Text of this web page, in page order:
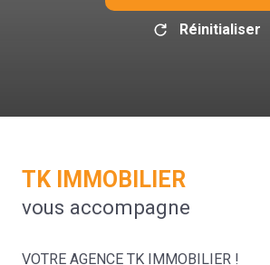
Réinitialiser
TK IMMOBILIER
vous accompagne
VOTRE AGENCE TK IMMOBILIER !